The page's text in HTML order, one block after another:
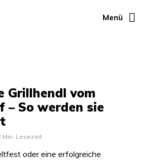
Menü
Grillhendl vom
– So werden sie
Min. Lesezeit
oder eine erfolgreiche